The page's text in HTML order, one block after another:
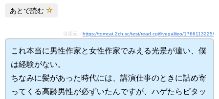
あとで読む
引用元： https://tomcat.2ch.sc/test/read.cgi/livegalileo/1766113225/
これ本当に男性作家と女性作家でみえる光景が違い、僕
は経験がない。
ちなみに髪があった時代には、講演仕事のときに詰め寄
ってくる高齢男性が必ずいたんですが、ハゲたらピタッ